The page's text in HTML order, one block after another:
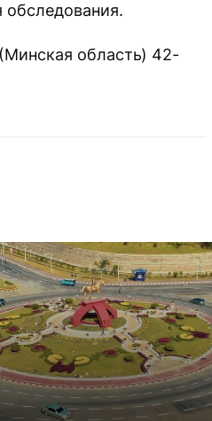
область) 42-